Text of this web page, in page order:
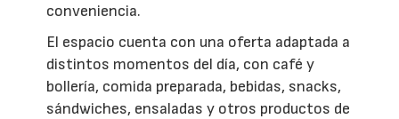
conveniencia.
El espacio cuenta con una oferta adaptada a
distintos momentos del día, con café y
bollería, comida preparada, bebidas, snacks,
sándwiches, ensaladas y otros productos de